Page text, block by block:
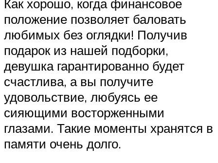
Как хорошо, когда финансовое
положение позволяет баловать
любимых без оглядки! Получив
подарок из нашей подборки,
девушка гарантированно будет
счастлива, а вы получите
удовольствие, любуясь ее
сияющими восторженными
глазами. Такие моменты хранятся в
памяти очень долго.